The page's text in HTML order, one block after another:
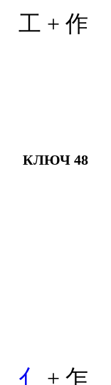
工 + 作
КЛЮЧ 48
亻 + 乍